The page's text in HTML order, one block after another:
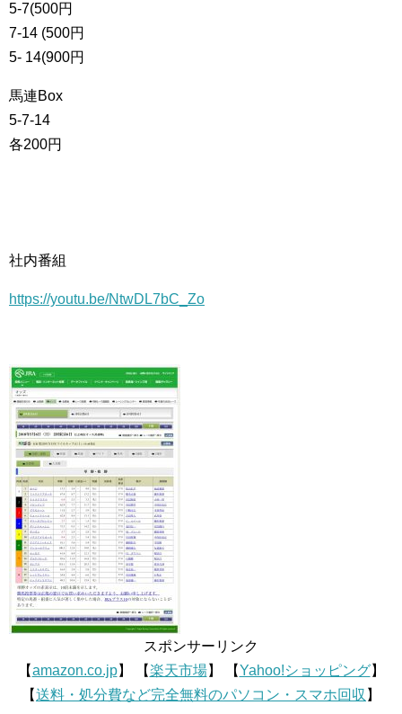
5-7(500円
7-14 (500円
5- 14(900円
馬連Box
5-7-14
各200円
社内番組
https://youtu.be/NtwDL7bC_Zo
スポンサーリンク
【amazon.co.jp】 【楽天市場】 【Yahoo!ショッピング】
【送料・処分費など完全無料のパソコン・スマホ回収 】